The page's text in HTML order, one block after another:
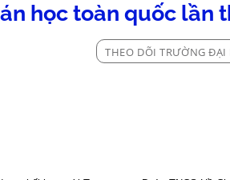
học toàn quốc lần
THEO DÕI TRƯỜNG ĐẠI